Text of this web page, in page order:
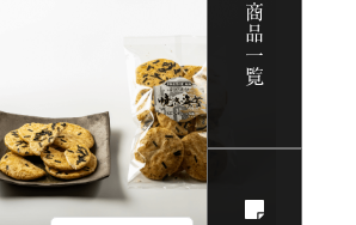
商品一覧